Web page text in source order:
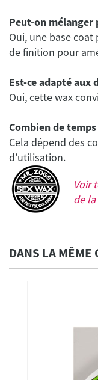
Peut-on mélanger
Oui, une base
de finition pour
Est-ce adapté aux
Oui, cette wax
Combien de
Cela dépend des
Voir
de
DANS LA MÊME